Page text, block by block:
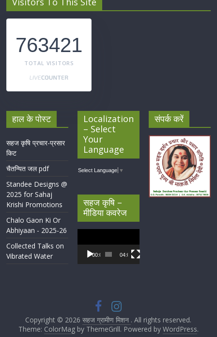
763421
TOTAL VISITORS
हाल के पोस्ट
सहज कृषि प्रचार-प्रसार
किट
चैतन्यित जल pdf
Standee Designs @
2025 for Sahaj
Krishi Promotions
Chalo Gaon Ki Or
Abhiyaan - 2025-26
Collected Talks on
Vibrated Water
Localization
– Select
Your
Language
Select Language ▼
सहज कृषि –
मीडिया कवरेज
Player
00:00 04:07
संपर्क करें
Copyright © 2026सहज ग्रामीण मिशन . All rights reserved.
Theme: ColorMagby ThemeGrill. Powered by WordPress.